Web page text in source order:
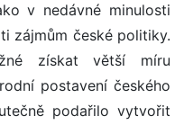
v nedávné minulosti
zájmům české politiky.
získat větší míru
postavení českého
podařilo vytvořit